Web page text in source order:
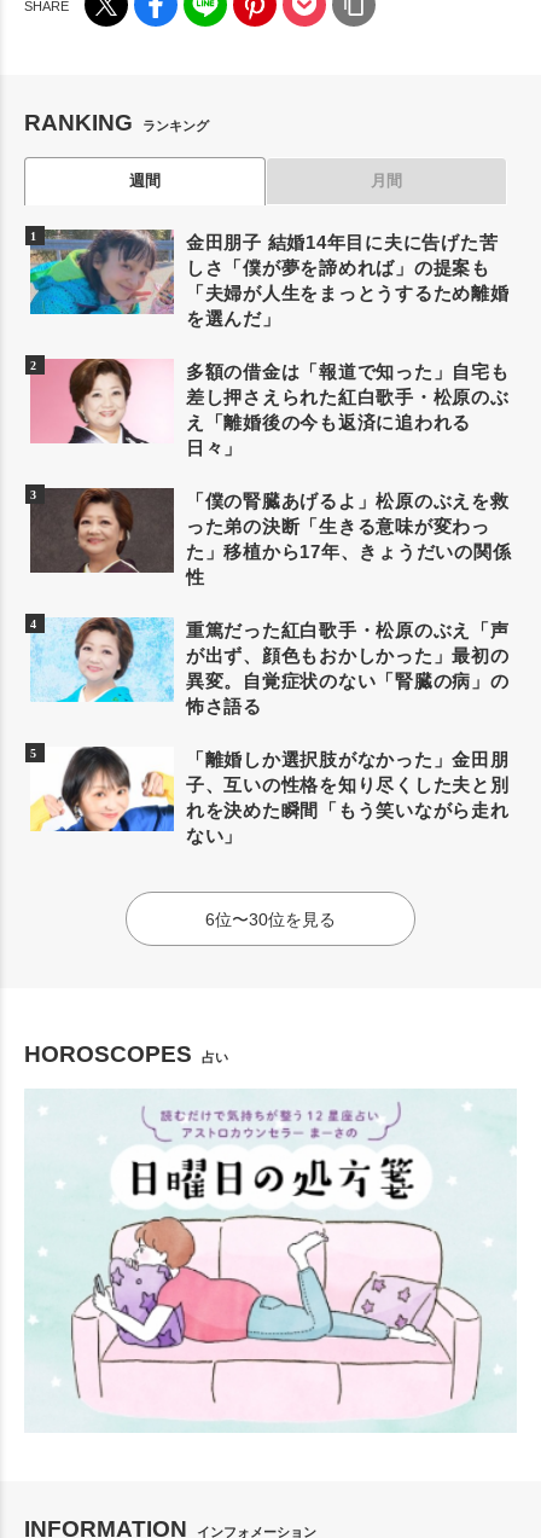
RANKING ランキング
週間 月間
金田朋子 結婚14年目に夫に告げた苦
しさ「僕が夢を諦めれば」の提案も
「夫婦が人生をまっとうするため離婚
を選んだ」
多額の借金は「報道で知った」自宅も
差し押さえられた紅白歌手・松原のぶ
え「離婚後の今も返済に追われる
日々」
「僕の腎臓あげるよ」松原のぶえを救
った弟の決断「生きる意味が変わっ
た」移植から17年、きょうだいの関係
性
重篤だった紅白歌手・松原のぶえ「声
が出ず、顔色もおかしかった」最初の
異変。自覚症状のない「腎臓の病」の
怖さ語る
「離婚しか選択肢がなかった」金田朋
子、互いの性格を知り尽くした夫と別
れを決めた瞬間「もう笑いながら走れ
ない」
6位〜30位を見る
HOROSCOPES 占い
INFORMATION インフォメーション